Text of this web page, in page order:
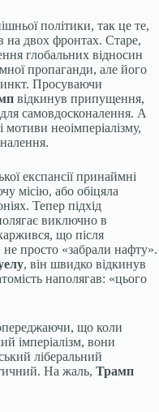
політики, так це те,
на двох фронтах. Старе,
глобальних відносин
пропаганди, але його
Просуваючи
відкинув припущення,
самовдосконалення. А
неоімперіалізму,
експансії принаймні
місію, або обіцяла
Тепер підхід
виключно в
що після
просто «забрали нафту».
, він швидко відкинув
наполягав: «цього
що коли
імперіалізм, вони
ліберальний
На жаль, Трамп